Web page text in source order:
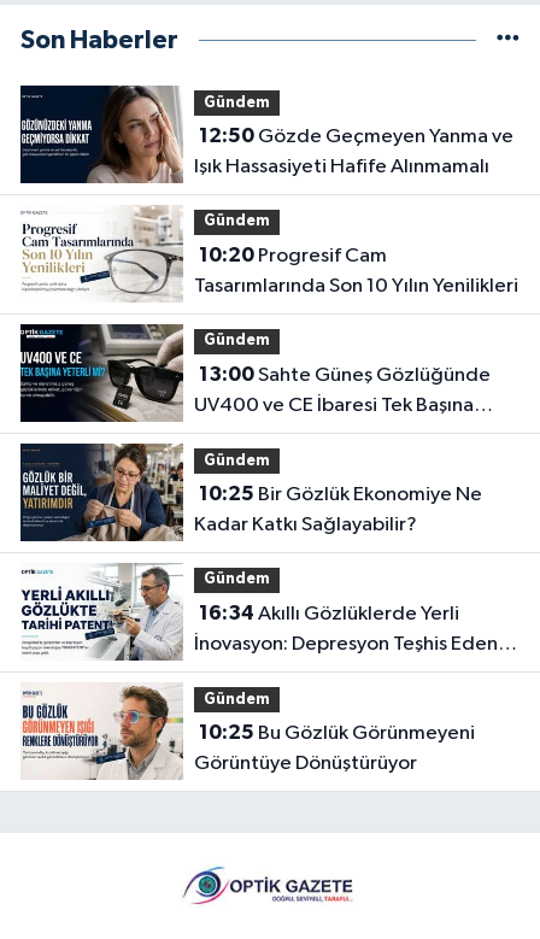
Son Haberler
Gündem
12:50Gözde Geçmeyen Yanma ve
Işık Hassasiyeti Hafife Alınmamalı
Gündem
10:20Progresif Cam
Tasarımlarında Son 10 Yılın Yenilikleri
Gündem
13:00Sahte Güneş Gözlüğünde
UV400 ve CE İbaresi Tek Başına
Yeterli mi?
Gündem
10:25
Kadar Katkı Sağlayabilir?
Gündem
16:34
İnovasyon: Depresyon Teşhis Eden
Gözlüğe Türkpatent Onayı
Gündem
10:25
Görüntüye Dönüştürüyor